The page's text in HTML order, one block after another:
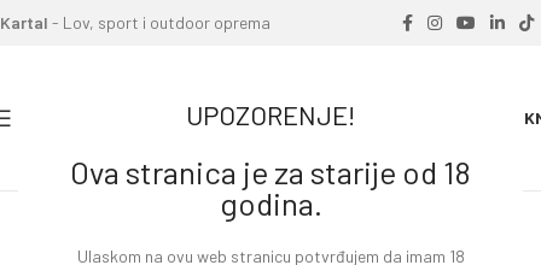
UPOZORENJE!
Ova stranica je za starije od 18
godina.
Ulaskom na ovu web stranicu potvrđujem da imam 18
Kartal - Lov, sport i outdoor oprema
»Proizvodi »Lampa NITECORE NU25 MCT